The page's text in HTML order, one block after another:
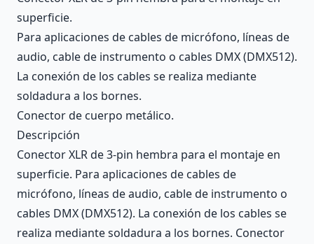
superficie.
Para aplicaciones de cables de micrófono, líneas de
audio, cable de instrumento o cables DMX (DMX512).
La conexión de los cables se realiza mediante
soldadura a los bornes.
Conector de cuerpo metálico.
Descripción
Conector XLR de 3-pin hembra para el montaje en
superficie. Para aplicaciones de cables de
micrófono, líneas de audio, cable de instrumento o
cables DMX (DMX512). La conexión de los cables se
realiza mediante soldadura a los bornes. Conector